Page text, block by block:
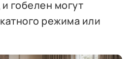
гобелен могут
режима или